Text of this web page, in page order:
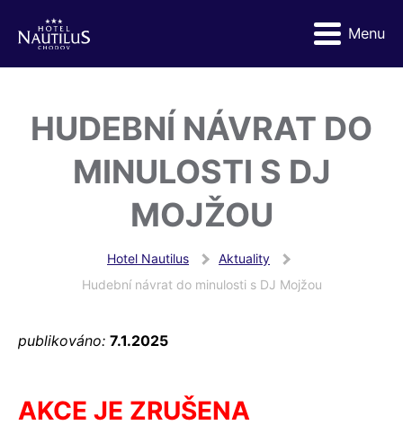
Menu
HUDEBNÍ NÁVRAT DO
MINULOSTI S DJ
MOJŽOU
Hotel Nautilus
Aktuality
Hudební návrat do minulosti s DJ Mojžou
publikováno: 7.1.2025
AKCE JE ZRUŠENA